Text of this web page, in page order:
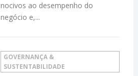
nocivos ao desempenho do
negócio e,...
GOVERNANÇA &
SUSTENTABILIDADE